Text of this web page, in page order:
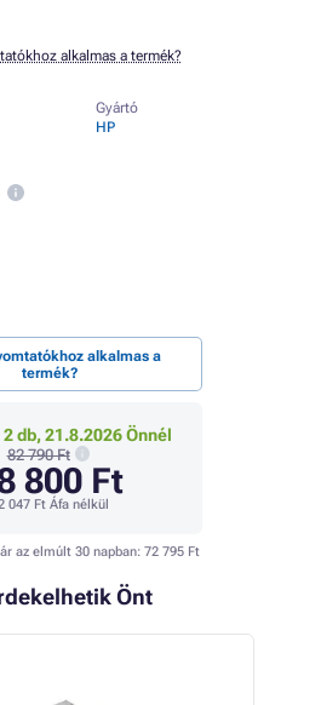
alkalmas a termék?
Gyártó
HP
alkalmas a
termék?
db, 21.8.2026 Önnél
82 790 Ft
800 Ft
047 Ft Áfa nélkül
az elmúlt 30 napban: 72 795 Ft
Önt